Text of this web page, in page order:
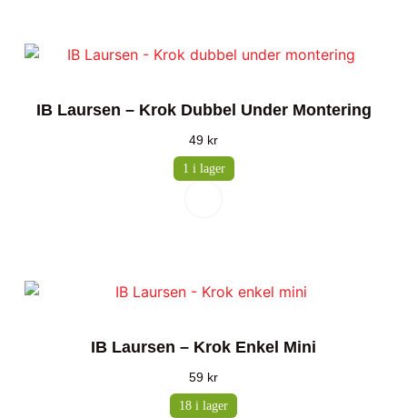
IB Laursen – Krok Dubbel Under Montering
49 kr
1 i lager
IB Laursen – Krok Enkel Mini
59 kr
18 i lager